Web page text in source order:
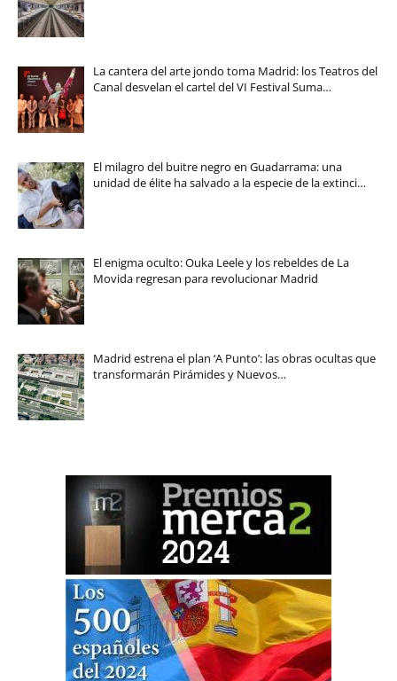
La cantera del arte jondo toma Madrid: los Teatros del
Canal desvelan el cartel del VI Festival Suma…
El milagro del buitre negro en Guadarrama: una
unidad de élite ha salvado a la especie de la extinci…
El enigma oculto: Ouka Leele y los rebeldes de La
Movida regresan para revolucionar Madrid
Madrid estrena el plan ‘A Punto’: las obras ocultas que
transformarán Pirámides y Nuevos…